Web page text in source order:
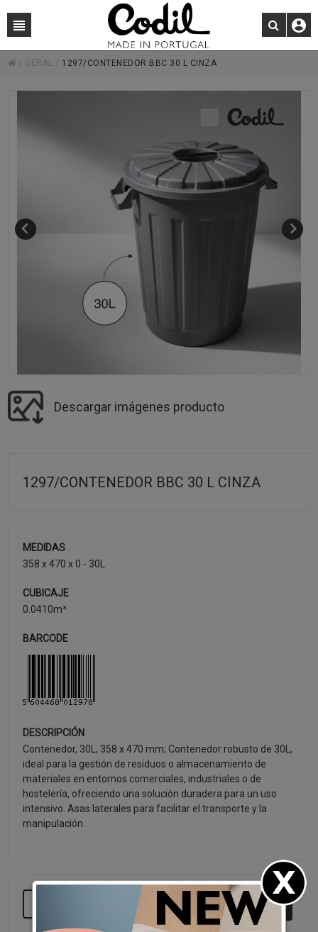
/ GERAL / 1297/CONTENEDOR BBC 30 L CINZA
Descargar imágenes producto
1297/CONTENEDOR BBC 30 L CINZA
MEDIDAS
358 x 470 x 0 - 30L
CUBICAJE
0.0410m³
BARCODE
DESCRIPCIÓN
Contenedor, 30L, 358 x 470 mm; Contenedor robusto de 30L,
ideal para la gestión de residuos o almacenamiento de
materiales en entornos comerciales, industriales o de
hostelería, ofreciendo una solución duradera para un uso
intensivo. Asas laterales para facilitar el transporte y la
manipulación.
SEGUIR COMPRANDO